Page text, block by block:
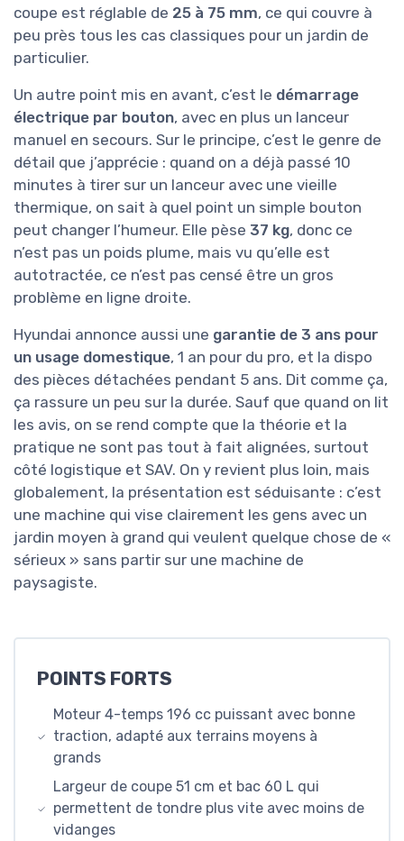
coupe est réglable de 25 à 75 mm, ce qui couvre à
peu près tous les cas classiques pour un jardin de
particulier.
Un autre point mis en avant, c’est le démarrage
électrique par bouton, avec en plus un lanceur
manuel en secours. Sur le principe, c’est le genre de
détail que j’apprécie : quand on a déjà passé 10
minutes à tirer sur un lanceur avec une vieille
thermique, on sait à quel point un simple bouton
peut changer l’humeur. Elle pèse 37 kg, donc ce
n’est pas un poids plume, mais vu qu’elle est
autotractée, ce n’est pas censé être un gros
problème en ligne droite.
Hyundai annonce aussi une garantie de 3 ans pour
un usage domestique, 1 an pour du pro, et la dispo
des pièces détachées pendant 5 ans. Dit comme ça,
ça rassure un peu sur la durée. Sauf que quand on lit
les avis, on se rend compte que la théorie et la
pratique ne sont pas tout à fait alignées, surtout
côté logistique et SAV. On y revient plus loin, mais
globalement, la présentation est séduisante : c’est
une machine qui vise clairement les gens avec un
jardin moyen à grand qui veulent quelque chose de «
sérieux » sans partir sur une machine de
paysagiste.
POINTS FORTS
Moteur 4-temps 196 cc puissant avec bonne
traction, adapté aux terrains moyens à
grands
Largeur de coupe 51 cm et bac 60 L qui
permettent de tondre plus vite avec moins de
vidanges